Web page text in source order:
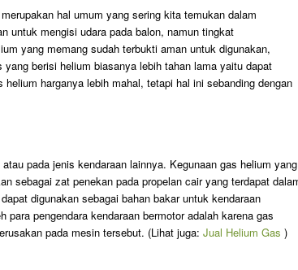
hal umum yang sering kita temukan dalam
untuk mengisi udara pada balon, namun tingkat
yang memang sudah terbukti aman untuk digunakan,
berisi helium biasanya lebih tahan lama yaitu dapat
harganya lebih mahal, tetapi hal ini sebanding dengan
pada jenis kendaraan lainnya. Kegunaan gas helium yang
sebagai zat penekan pada propelan cair yang terdapat
digunakan sebagai bahan bakar untuk kendaraan
pengendara kendaraan bermotor adalah karena gas
pada mesin tersebut. (Lihat juga: Jual Helium Gas )